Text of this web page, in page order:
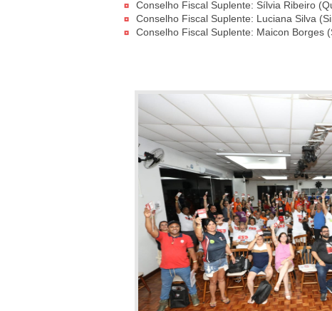
Conselho Fiscal Suplente: Sílvia Ribeiro
Conselho Fiscal Suplente: Luciana Silva
Conselho Fiscal Suplente: Maicon Borges